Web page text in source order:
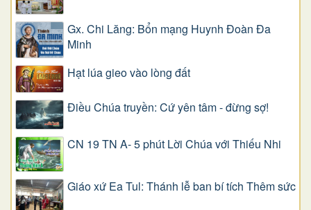
Gx. Chi Lăng: Bổn mạng Huynh Đoàn Đa
Minh
Hạt lúa gieo vào lòng đất
Điều Chúa truyền: Cứ yên tâm - đừng sợ!
CN 19 TN A- 5 phút Lời Chúa với Thiếu Nhi
Giáo xứ Ea Tul: Thánh lễ ban bí tích Thêm sức